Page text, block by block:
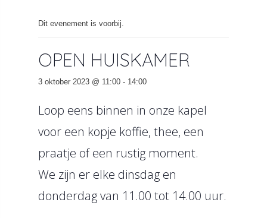
Dit evenement is voorbij.
OPEN HUISKAMER
3 oktober 2023 @ 11:00 - 14:00
Loop eens binnen in onze kapel
voor een kopje koffie, thee, een
praatje of een rustig moment.
We zijn er elke dinsdag en
donderdag van 11.00 tot 14.00 uur.